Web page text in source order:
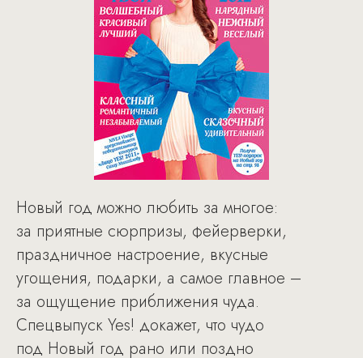
Новый год можно любить за многое:
за приятные сюрпризы, фейерверки,
праздничное настроение, вкусные
угощения, подарки, а самое главное –
за ощущение приближения чуда.
Спецвыпуск Yes! докажет, что чудо
под Новый год рано или поздно